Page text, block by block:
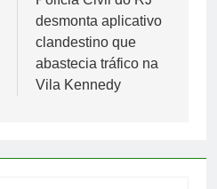
desmonta aplicativo
clandestino que
abastecia tráfico na
Vila Kennedy